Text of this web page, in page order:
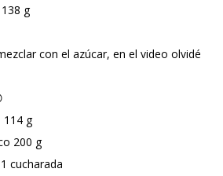
g
con el azúcar, en el video olvidé
114 g
200 g
cucharada